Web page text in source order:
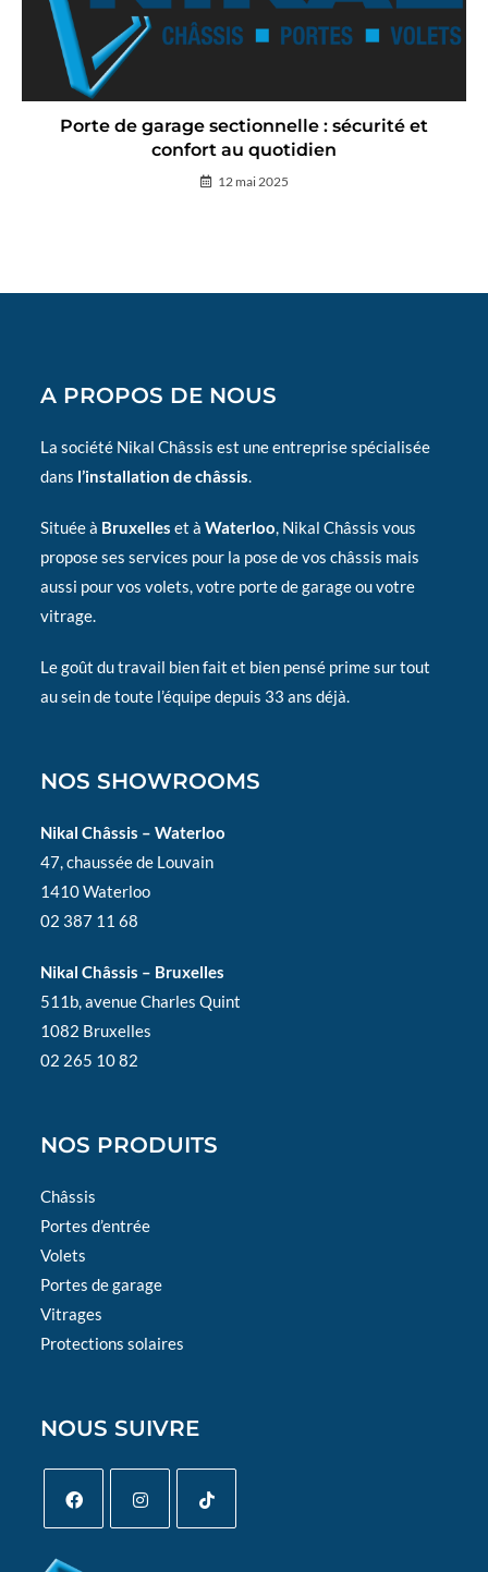
Porte de garage sectionnelle : sécurité et
confort au quotidien
12 mai 2025
A PROPOS DE NOUS
La société Nikal Châssis est une entreprise spécialisée
dans l’installation de châssis.
Située à Bruxelles et àWaterloo, Nikal Châssis vous
propose ses services pour la pose de vos châssis mais
aussi pour vos volets, votre porte de garage ou votre
vitrage.
Le goût du travail bien fait et bien pensé prime sur tout
au sein de toute l’équipe depuis 33 ans déjà.
NOS SHOWROOMS
Nikal Châssis – Waterloo
47, chaussée de Louvain
1410 Waterloo
02 387 11 68
Nikal Châssis – Bruxelles
511b, avenue Charles Quint
1082 Bruxelles
02 265 10 82
NOS PRODUITS
Châssis
Portes d’entrée
Volets
Portes de garage
Vitrages
Protections solaires
NOUS SUIVRE